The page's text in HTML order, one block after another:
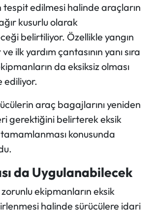
tespit edilmesi halinde araçların
kusurlu olarak
belirtiliyor. Özellikle yangın
ilk yardım çantasının yanı sıra
da eksiksiz olması
ediliyor.
araç bagajlarını yeniden
gerektiğini belirterek eksik
konusunda
da Uygulanabilecek
ekipmanların eksik
halinde sürücülere idari